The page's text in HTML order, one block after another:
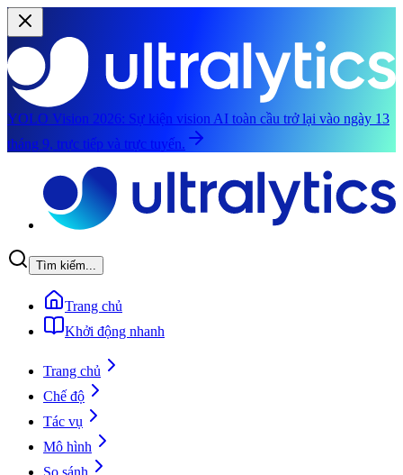
YOLO Vision 2026: Sự kiện vision AI toàn cầu trở lại vào ngày 13
tháng 9, trực tiếp và trực tuyến.
Tìm kiếm...
Trang chủ
Khởi động nhanh
Trang chủ
Chế độ
Tác vụ
Mô hình
So sánh